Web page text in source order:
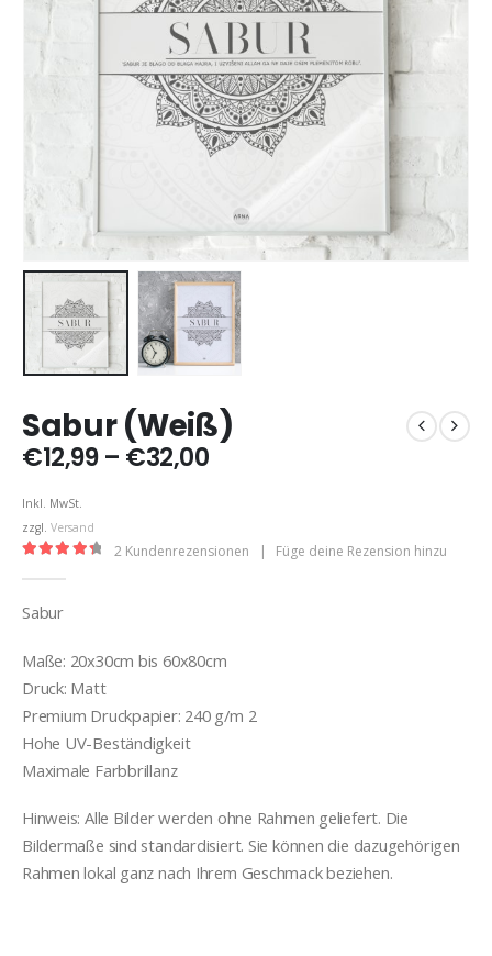
Sabur (Weiß)
€12,99 – €32,00Preisspanne:
Inkl. MwSt.
zzgl. Versand
2 Kundenrezensionen | Füge deine Rezension hinzu
Sabur
Maße: 20x30cm bis 60x80cm
Druck: Matt
Premium Druckpapier: 240 g/m 2
Hohe UV-Beständigkeit
Maximale Farbbrillanz
Hinweis: Alle Bilder werden ohne Rahmen geliefert. Die
Bildermaße sind standardisiert. Sie können die dazugehörigen
Rahmen lokal ganz nach Ihrem Geschmack beziehen.